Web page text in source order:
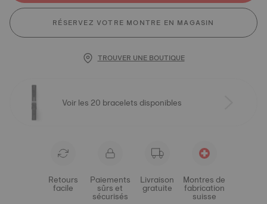
RÉSERVEZ VOTRE MONTRE EN MAGASIN
TROUVER UNE BOUTIQUE
Voir les 20 bracelets disponibles
Retours
facile
Paiements
sûrs et
sécurisés
Livraison
gratuite
Montres de
fabrication
suisse